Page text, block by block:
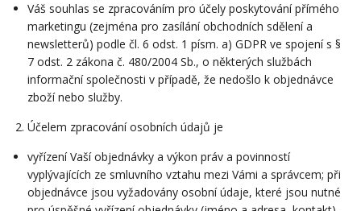
Váš souhlas se zpracováním pro účely poskytování přímého
marketingu (zejména pro zasílání obchodních sdělení a
newsletterů) podle čl. 6 odst. 1 písm. a) GDPR ve spojení s §
7 odst. 2 zákona č. 480/2004 Sb., o některých službách
informační společnosti v případě, že nedošlo k objednávce
zboží nebo služby.
2. Účelem zpracování osobních údajů je
vyřízení Vaší objednávky a výkon práv a povinností
vyplývajících ze smluvního vztahu mezi Vámi a správcem; při
objednávce jsou vyžadovány osobní údaje, které jsou nutné